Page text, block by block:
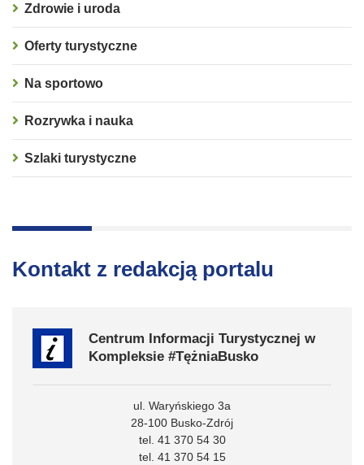
Zdrowie i uroda
Oferty turystyczne
Na sportowo
Rozrywka i nauka
Szlaki turystyczne
Kontakt z redakcją portalu
Centrum Informacji Turystycznej w
Kompleksie #TężniaBusko
ul. Waryńskiego 3a
28-100 Busko-Zdrój
tel. 41 370 54 30
tel. 41 370 54 15